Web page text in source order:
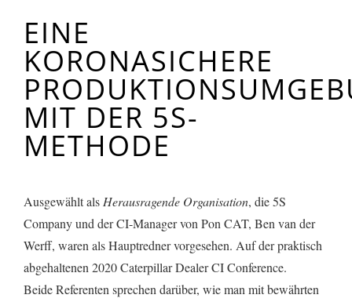
EINE
KORONASICHERE
MIT DER 5S-
METHODE
Ausgewählt als Herausragende Organisation, die 5S
Company und der CI-Manager von Pon CAT, Ben van der
Werff, waren als Hauptredner vorgesehen. Auf der praktisch
abgehaltenen 2020 Caterpillar Dealer CI Conference.
Beide Referenten sprechen darüber, wie man mit bewährten